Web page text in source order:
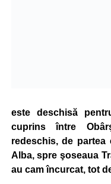
este deschisă
cuprins între
redeschis, de partea
Alba, spre şoseaua
au cam încurcat, tot